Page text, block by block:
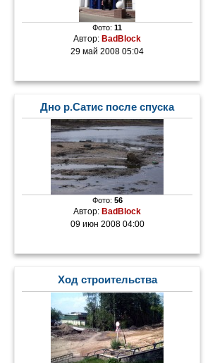
Фото:11
Автор: BadBlock
29 май 2008 05:04
Дно р.Сатис после спуска
Фото: 56
Автор: BadBlock
09 июн 2008 04:00
Ход строительства